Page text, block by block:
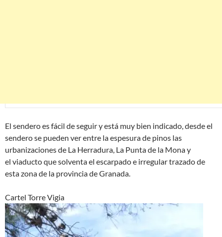
El sendero es fácil de seguir y está muy bien indicado, desde el
sendero se pueden ver entre la espesura de pinos las
urbanizaciones de La Herradura, La Punta de la Mona y
el viaducto que solventa el escarpado e irregular trazado de
esta zona de la provincia de Granada.
Cartel Torre Vigia